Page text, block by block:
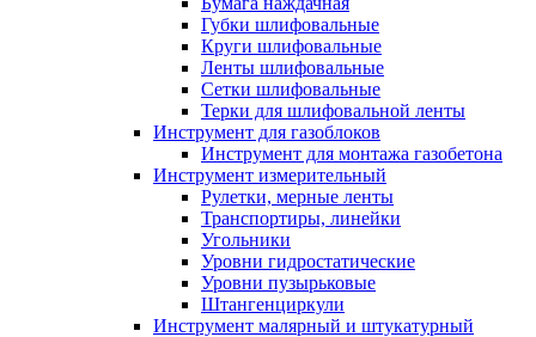
Губки шлифовальные
Круги шлифовальные
Ленты шлифовальные
Сетки шлифовальные
Терки для шлифовальной ленты
Инструмент для газоблоков
Инструмент для монтажа газобетона
Инструмент измерительный
Рулетки, мерные ленты
Транспортиры, линейки
Угольники
Уровни гидростатические
Уровни пузырьковые
Штангенциркули
Инструмент малярный и штукатурный